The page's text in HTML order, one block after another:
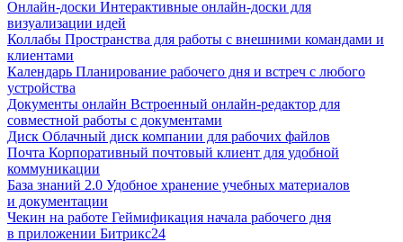
Онлайн-доски Интерактивные онлайн-доски для
визуализации идей
Коллабы Пространства для работы с внешними командами и
клиентами
Календарь Планирование рабочего дня и встреч с любого
устройства
Документы онлайн Встроенный онлайн-редактор для
совместной работы с документами
Диск Облачный диск компании для рабочих файлов
Почта Корпоративный почтовый клиент для удобной
коммуникации
База знаний 2.0 Удобное хранение учебных материалов
и документации
Чекин на работе Геймификация начала рабочего дня
в приложении Битрикс24